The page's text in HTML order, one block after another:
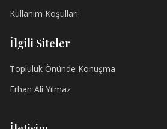
Kullanım Koşulları
İlgili Siteler
Topluluk Önünde Konuşma
Erhan Ali Yılmaz